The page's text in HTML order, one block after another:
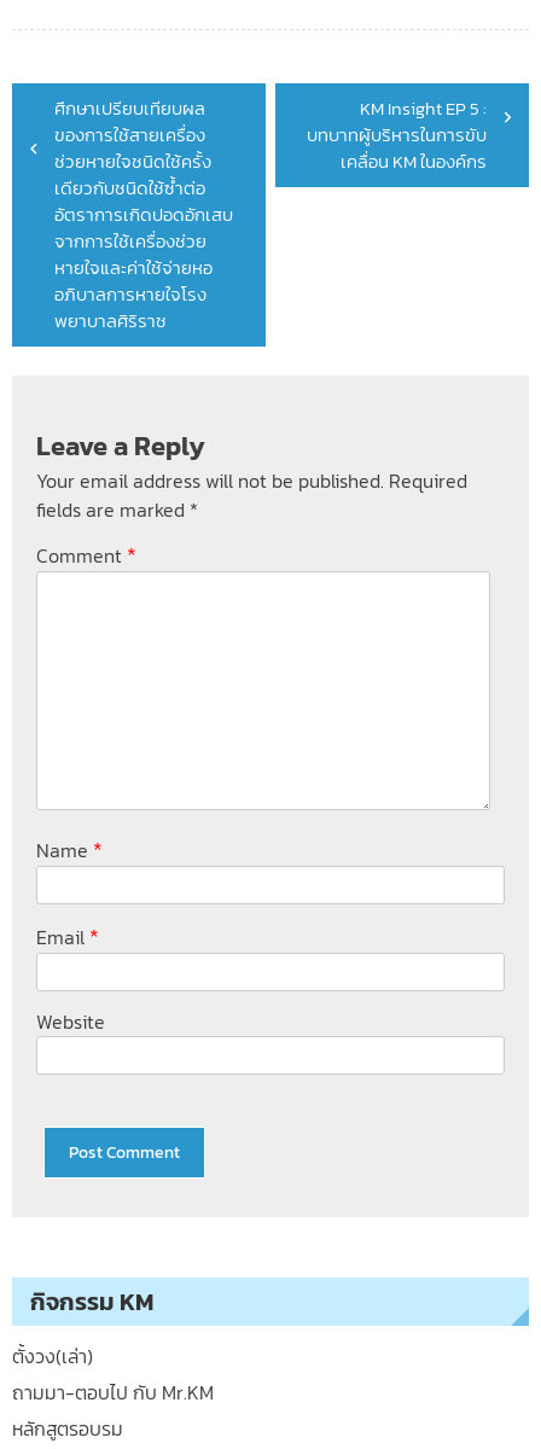
Post
navigation
ศึกษาเปรียบเทียบผล
ของการใช้สายเครื่อง
ช่วยหายใจชนิดใช้ครั้ง
เดียวกับชนิดใช้ซ้ำต่อ
อัตราการเกิดปอดอักเสบ
จากการใช้เครื่องช่วย
หายใจและค่าใช้จ่ายหอ
อภิบาลการหายใจโรง
พยาบาลศิริราช
KM Insight EP 5 :
บทบาทผู้บริหารในการขับ
เคลื่อน KM ในองค์กร
Leave a Reply
Your email address will not be published. Required
fields are marked *
Comment *
Name *
Email *
Website
กิจกรรม KM
ตั้งวง(เล่า)
ถามมา-ตอบไป กับ Mr.KM
หลักสูตรอบรม